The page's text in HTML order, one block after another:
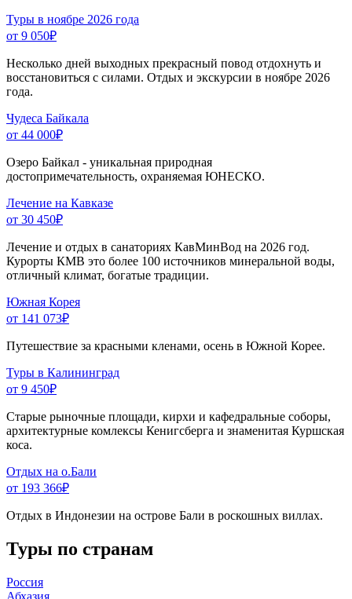
Туры в ноябре 2026 года
от 9 050₽
Несколько дней выходных прекрасный повод отдохнуть и
восстановиться с силами. Отдых и экскурсии в ноябре 2026
года.
Чудеса Байкала
от 44 000₽
Озеро Байкал - уникальная природная
достопримечательность, охраняемая ЮНЕСКО.
Лечение на Кавказе
от 30 450₽
Лечение и отдых в санаториях КавМинВод на 2026 год.
Курорты КМВ это более 100 источников минеральной воды,
отличный климат, богатые традиции.
Южная Корея
от 141 073₽
Путешествие за красными кленами, осень в Южной Корее.
Туры в Калининград
от 9 450₽
Старые рыночные площади, кирхи и кафедральные соборы,
архитектурные комлексы Кенигсберга и знаменитая Куршская
коса.
Отдых на о.Бали
от 193 366₽
Отдых в Индонезии на острове Бали в роскошных виллах.
Туры по странам
Россия
Абхазия